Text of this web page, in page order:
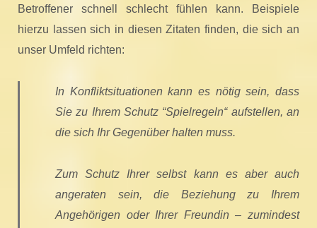
Betroffener schnell schlecht fühlen kann. Beispiele
hierzu lassen sich in diesen Zitaten finden, die sich an
unser Umfeld richten:
In Konfliktsituationen kann es nötig sein, dass
Sie zu Ihrem Schutz “Spielregeln“ aufstellen, an
die sich Ihr Gegenüber halten muss.
Zum Schutz Ihrer selbst kann es aber auch
angeraten sein, die Beziehung zu Ihrem
Angehörigen oder Ihrer Freundin – zumindest